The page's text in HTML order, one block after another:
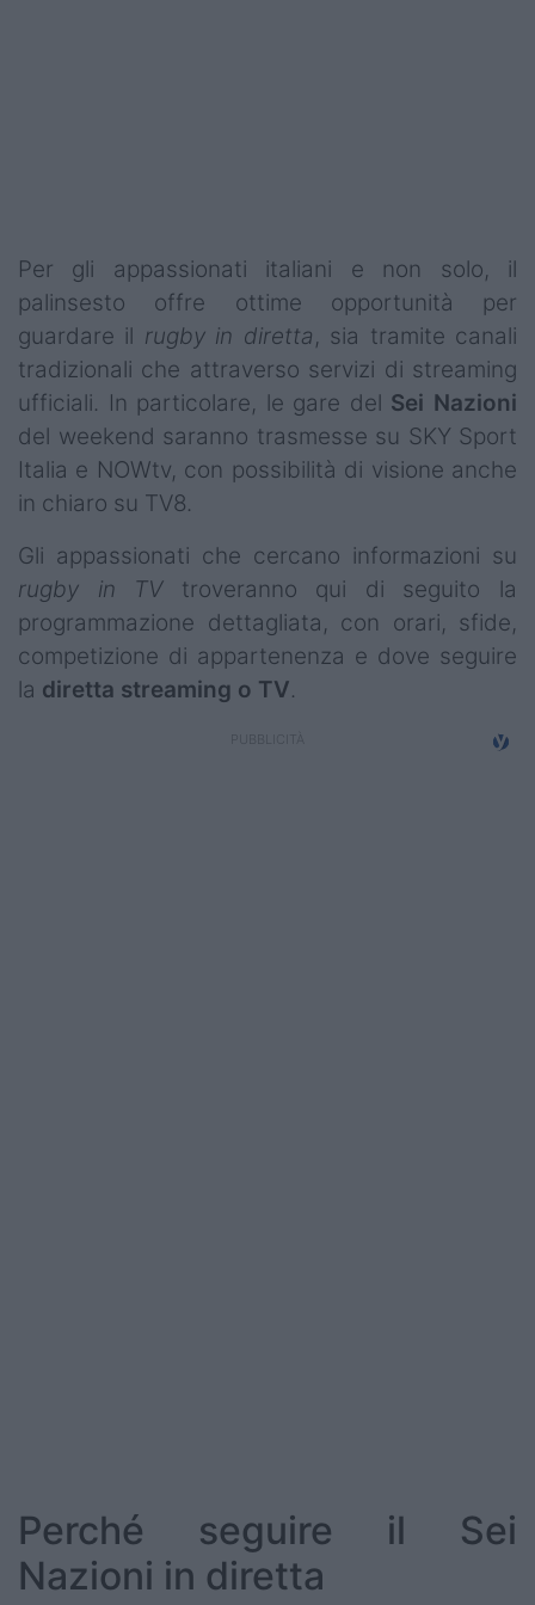
Per gli appassionati italiani e non solo, il
palinsesto offre ottime opportunità per
guardare il rugby in diretta, sia tramite canali
tradizionali che attraverso servizi di streaming
ufficiali. In particolare, le gare del Sei Nazioni
del weekend saranno trasmesse su SKY Sport
Italia e NOWtv, con possibilità di visione anche
in chiaro su TV8.
Gli appassionati che cercano informazioni su
rugby in TVtroveranno qui di seguito la
programmazione dettagliata, con orari, sfide,
competizione di appartenenza e dove seguire
la diretta streaming o TV.
Perché seguire il Sei
Nazioni in diretta